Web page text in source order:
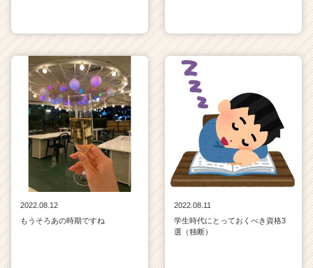
2022.08.12
もうそろあの時期ですね
2022.08.11
学生時代にとっておくべき資格3
選（独断）